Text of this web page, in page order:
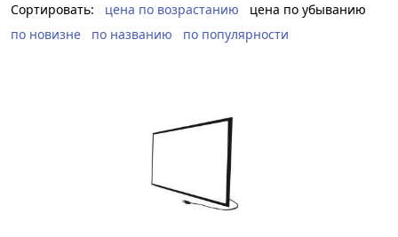
Сортировать: цена по возрастанию
цена по убыванию
по новизне
по названию по популярности